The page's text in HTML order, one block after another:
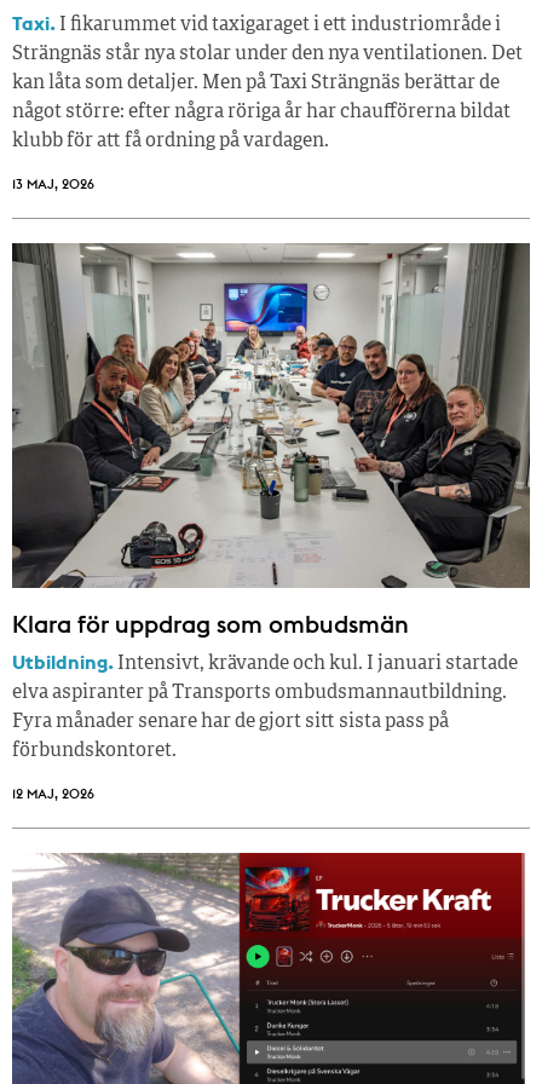
Taxi. I fikarummet vid taxigaraget i ett industriområde i
Strängnäs står nya stolar under den nya ventilationen. Det
kan låta som detaljer. Men på Taxi Strängnäs berättar de
något större: efter några röriga år har chaufförerna bildat
klubb för att få ordning på vardagen.
13 MAJ, 2026
Klara för uppdrag som ombudsmän
Utbildning. Intensivt, krävande och kul. I januari startade
elva aspiranter på Transports ombudsmannautbildning.
Fyra månader senare har de gjort sitt sista pass på
förbundskontoret.
12 MAJ, 2026